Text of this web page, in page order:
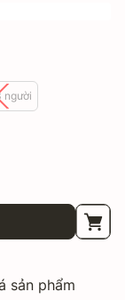
người
sản phẩm